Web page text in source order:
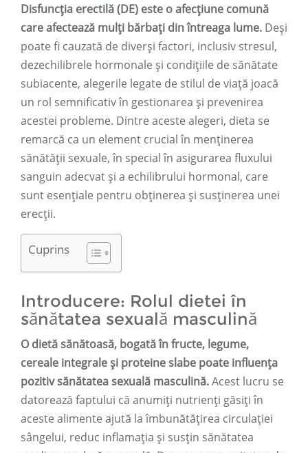
Disfuncția erectilă (DE) este o afecțiune comună
care afectează mulți bărbați din întreaga lume. Deși
poate fi cauzată de diverși factori, inclusiv stresul,
dezechilibrele hormonale și condițiile de sănătate
subiacente, alegerile legate de stilul de viață joacă
un rol semnificativ în gestionarea și prevenirea
acestei probleme. Dintre aceste alegeri, dieta se
remarcă ca un element crucial în menținerea
sănătății sexuale, în special în asigurarea fluxului
sanguin adecvat și a echilibrului hormonal, care
sunt esențiale pentru obținerea și susținerea unei
erecții.
Cuprins
Introducere: Rolul dietei în
sănătatea sexuală masculină
O dietă sănătoasă, bogată în fructe, legume,
cereale integrale și proteine ​​slabe poate influența
pozitiv sănătatea sexuală masculină.Acest lucru se
datorează faptului că anumiți nutrienți găsiți în
aceste alimente ajută la îmbunătățirea circulației
sângelui, reduc inflamația și susțin sănătatea